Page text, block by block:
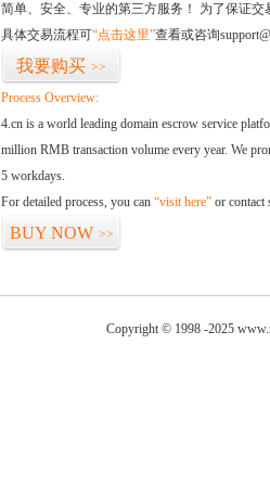
简单、安全、专业的第三方服务！ 为了保证
具体交易流程可“点击这里”查看或咨询
我要购买 >>
Process Overview:
4.cn is a world leading domain escrow service
million RMB transaction volume every year. We
5 workdays.
For detailed process, you can “visit here” or contact
BUY NOW >>
Copyright © 1998 -2025